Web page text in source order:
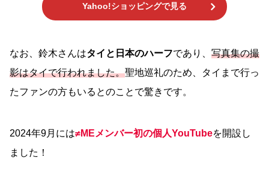
Yahoo!ショッピングで見る
なお、鈴木さんはタイと日本のハーフであり、 写真集の撮
影はタイで行われました。聖地巡礼のため、タイまで行っ
たファンの方もいるとのことで驚きです。
2024年9月には≠ME メンバー初の個人YouTubeを開設し
ました！